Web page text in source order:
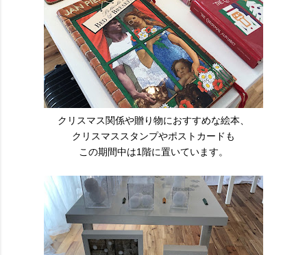
クリスマス関係や贈り物におすすめな絵本、
クリスマススタンプやポストカードも
この期間中は1階に置いています。